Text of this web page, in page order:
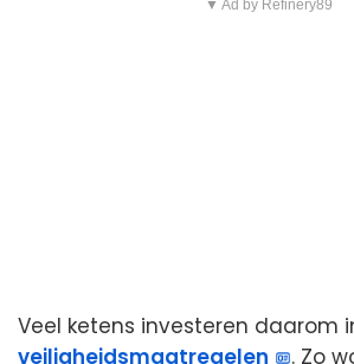
▼ Ad by Refinery89
Veel ketens investeren daarom
veiligheidsmaatregelen
. Zo